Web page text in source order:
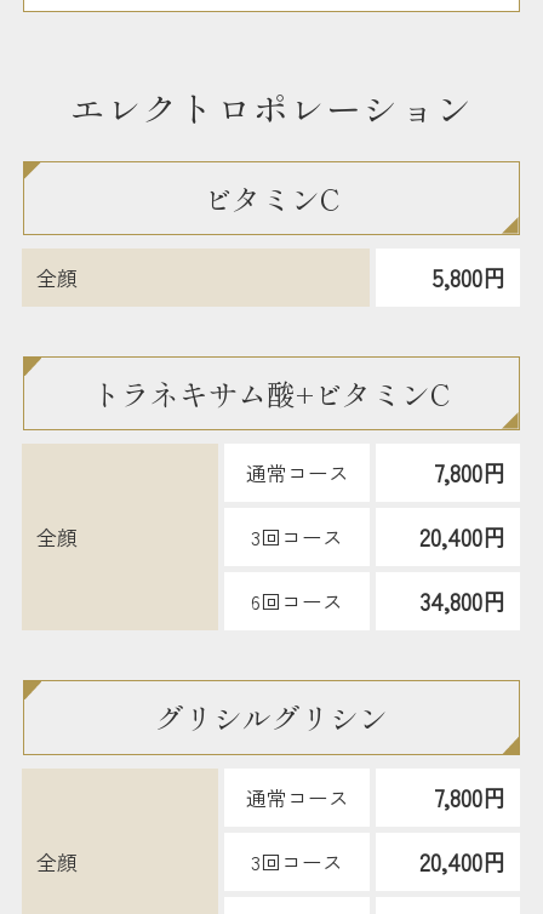
エレクトロポレーション
ビタミンC
全顔 5,800円
トラネキサム酸+ビタミンC
全顔
通常コース 7,800円
3回コース 20,400円
6回コース 34,800円
グリシルグリシン
全顔
通常コース 7,800円
3回コース 20,400円